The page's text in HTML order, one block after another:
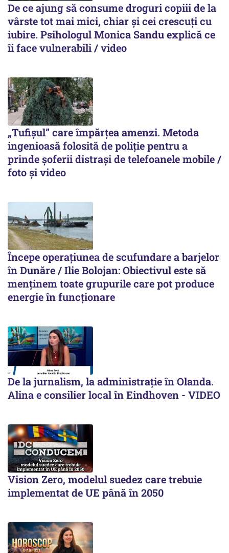
De ce ajung să consume droguri copiii de la
vârste tot mai mici, chiar și cei crescuți cu
iubire. Psihologul Monica Sandu explică ce
îi face vulnerabili / video
„Tufișul” care împărțea amenzi. Metoda
ingenioasă folosită de poliție pentru a
prinde șoferii distrași de telefoanele mobile /
foto și video
Începe operațiunea de scufundare a barjelor
în Dunăre / Ilie Bolojan: Obiectivul este să
menținem toate grupurile care pot produce
energie în funcționare
De la jurnalism, la administrație în Olanda.
Alina e consilier local în Eindhoven - VIDEO
Vision Zero, modelul suedez care trebuie
implementat de UE până în 2050